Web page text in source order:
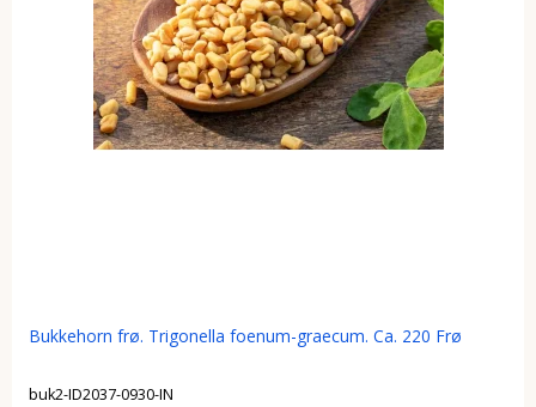
Bukkehorn frø. Trigonella foenum-graecum. Ca. 220 Frø
buk2-ID2037-0930-IN